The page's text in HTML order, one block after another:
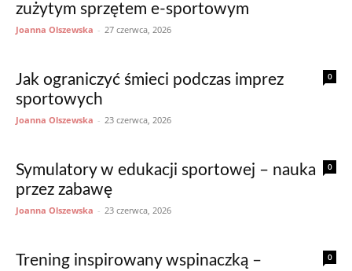
zużytym sprzętem e-sportowym
Joanna Olszewska - 27 czerwca, 2026
0
Jak ograniczyć śmieci podczas imprez
sportowych
Joanna Olszewska - 23 czerwca, 2026
0
Symulatory w edukacji sportowej – nauka
przez zabawę
Joanna Olszewska - 23 czerwca, 2026
0
Trening inspirowany wspinaczką –